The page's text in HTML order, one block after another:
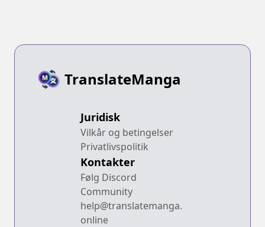
TranslateManga
Juridisk
Vilkår og betingelser
Privatlivspolitik
Kontakter
Følg Discord
Community
help@translatemanga.
online